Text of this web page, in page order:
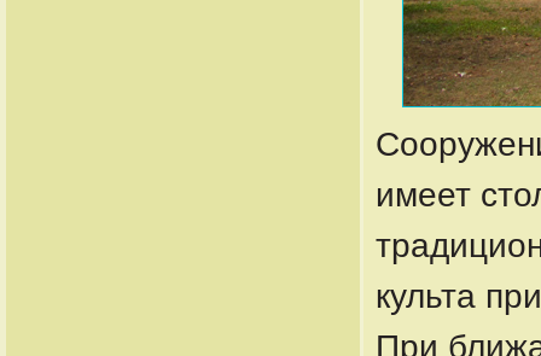
имеет
культа
При